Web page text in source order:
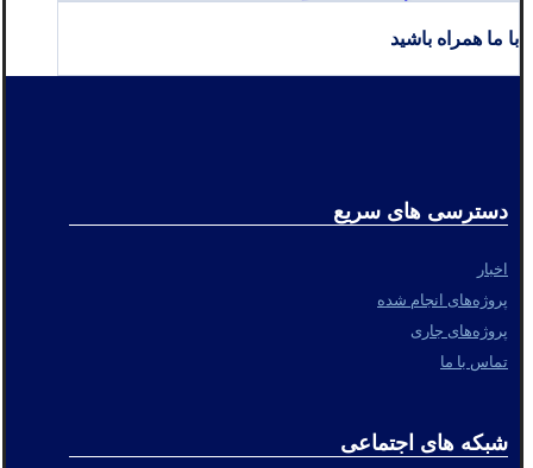
با ما همراه باشید
دسترسی های سریع
اخبار
پروژه‌های انجام شده
پروژه‌های جاری
تماس با ما
شبکه های اجتماعی